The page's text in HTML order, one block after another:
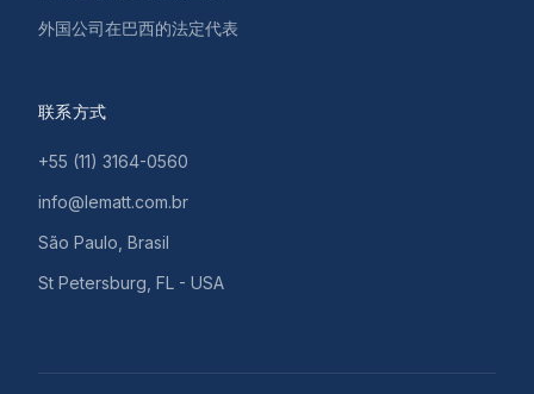
外国公司在巴西的法定代表
联系方式
+55 (11) 3164-0560
info@lematt.com.br
São Paulo, Brasil
St Petersburg, FL - USA